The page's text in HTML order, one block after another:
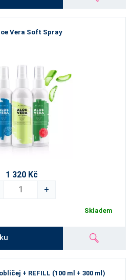
Vera Soft Spray
1 320 Kč
+
Skladem
+ REFILL (100 ml + 300 ml)